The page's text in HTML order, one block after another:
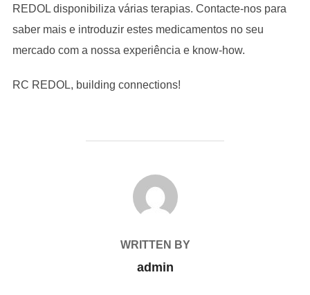
REDOL disponibiliza várias terapias. Contacte-nos para
saber mais e introduzir estes medicamentos no seu
mercado com a nossa experiência e know-how.
RC REDOL, building connections!
POST AUTHOR
WRITTEN BY
admin